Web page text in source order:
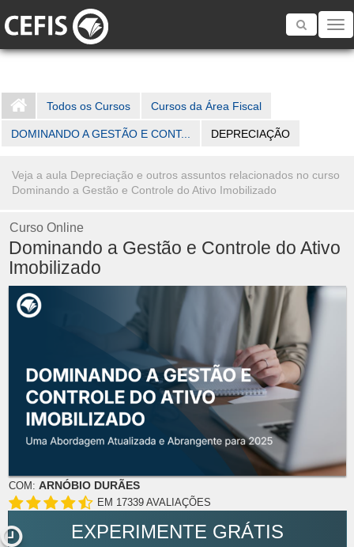
Toggle
Todos os Cursos Cursos da Área Fiscal
DOMINANDO A GESTÃO E CONT... DEPRECIAÇÃO
Veja a aula Depreciação e outros assuntos relacionados no curso
Dominando a Gestão e Controle do Ativo Imobilizado
Curso Online
Dominando a Gestão e Controle do Ativo
Imobilizado
COM: ARNÓBIO DURÃES
EM 17339 AVALIAÇÕES
EXPERIMENTE GRÁTIS